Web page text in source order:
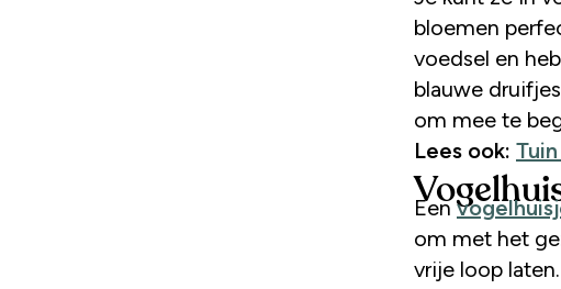
bloemen
voedsel en
blauwe
om mee te
Lees ook:
Een
om met het
vrije loop